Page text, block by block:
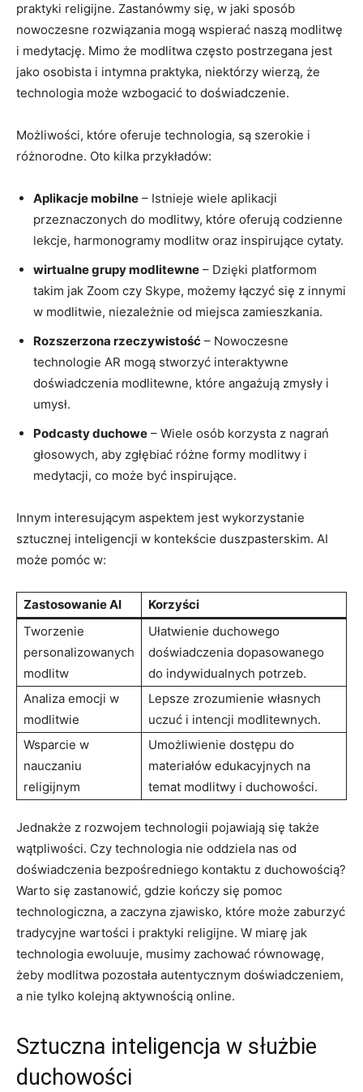
praktyki religijne. Zastanówmy się, w jaki sposób
nowoczesne rozwiązania mogą wspierać naszą modlitwę
i medytację. Mimo że modlitwa często postrzegana jest
jako osobista i intymna praktyka, niektórzy wierzą, że
technologia może wzbogacić to doświadczenie.
Możliwości, które oferuje technologia, są szerokie i
różnorodne. Oto kilka przykładów:
Aplikacje mobilne – Istnieje wiele aplikacji
przeznaczonych do modlitwy, które oferują codzienne
lekcje, harmonogramy modlitw oraz inspirujące cytaty.
wirtualne grupy modlitewne – Dzięki platformom
takim jak Zoom czy Skype, możemy łączyć się z innymi
w modlitwie, niezależnie od miejsca zamieszkania.
Rozszerzona rzeczywistość – Nowoczesne
technologie AR mogą stworzyć interaktywne
doświadczenia modlitewne, które angażują zmysły i
umysł.
Podcasty duchowe – Wiele osób korzysta z nagrań
głosowych, aby zgłębiać różne formy modlitwy i
medytacji, co może być inspirujące.
Innym interesującym aspektem jest wykorzystanie
sztucznej inteligencji w kontekście duszpasterskim. AI
może pomóc w:
Zastosowanie AI
Korzyści
Tworzenie
personalizowanych
modlitw
Ułatwienie duchowego
doświadczenia dopasowanego
do indywidualnych potrzeb.
Analiza emocji w
modlitwie
Lepsze zrozumienie własnych
uczuć i intencji modlitewnych.
Wsparcie w
nauczaniu
religijnym
Umożliwienie dostępu do
materiałów edukacyjnych na
temat modlitwy i duchowości.
Jednakże z rozwojem technologii pojawiają się także
wątpliwości. Czy technologia nie oddziela nas od
doświadczenia bezpośredniego kontaktu z duchowością?
Warto się zastanowić, gdzie kończy się pomoc
technologiczna, a zaczyna zjawisko, które może zaburzyć
tradycyjne wartości i praktyki religijne. W miarę jak
technologia ewoluuje, musimy zachować równowagę,
żeby modlitwa pozostała autentycznym doświadczeniem,
a nie tylko kolejną aktywnością online.
Sztuczna inteligencja w służbie
duchowości